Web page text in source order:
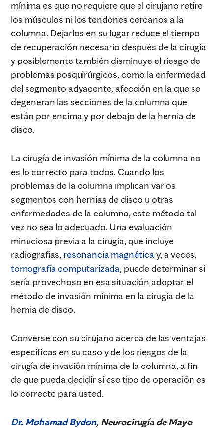
mínima es que no requiere que el cirujano retire
los músculos ni los tendones cercanos a la
columna. Dejarlos en su lugar reduce el tiempo
de recuperación necesario después de la cirugía
y posiblemente también disminuye el riesgo de
problemas posquirúrgicos, como la enfermedad
del segmento adyacente, afección en la que se
degeneran las secciones de la columna que
están por encima y por debajo de la hernia de
disco.
La cirugía de invasión mínima de la columna no
es lo correcto para todos. Cuando los
problemas de la columna implican varios
segmentos con hernias de disco u otras
enfermedades de la columna, este método tal
vez no sea lo adecuado. Una evaluación
minuciosa previa a la cirugía, que incluye
radiografías, resonancia magnética y, a veces,
tomografía computarizada, puede determinar si
sería provechoso en esa situación adoptar el
método de invasión mínima en la cirugía de la
hernia de disco.
Converse con su cirujano acerca de las ventajas
específicas en su caso y de los riesgos de la
cirugía de invasión mínima de la columna, a fin
de que pueda decidir si ese tipo de operación es
lo correcto para usted.
Dr. Mohamad Bydon, Neurocirugía de Mayo